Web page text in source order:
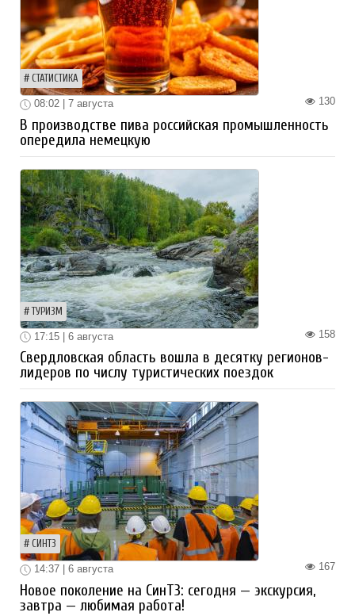
СТАТИСТИКА
130
08:02 | 7 августа
В производстве пива российская промышленность
опередила немецкую
ТУРИЗМ
158
17:15 | 6 августа
Свердловская область вошла в десятку регионов-
лидеров по числу туристических поездок
СИНТЗ
167
14:37 | 6 августа
Новое поколение на СинТЗ: сегодня — экскурсия,
завтра — любимая работа!